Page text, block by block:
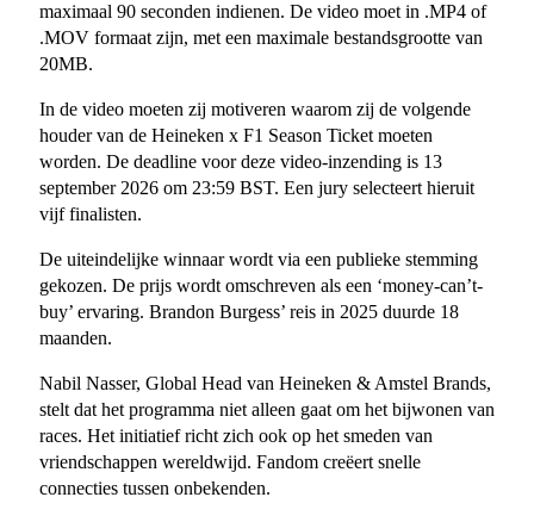
maximaal 90 seconden indienen. De video moet in .MP4 of
.MOV formaat zijn, met een maximale bestandsgrootte van
20MB.
In de video moeten zij motiveren waarom zij de volgende
houder van de Heineken x F1 Season Ticket moeten
worden. De deadline voor deze video-inzending is 13
september 2026 om 23:59 BST. Een jury selecteert hieruit
vijf finalisten.
De uiteindelijke winnaar wordt via een publieke stemming
gekozen. De prijs wordt omschreven als een ‘money-can’t-
buy’ ervaring. Brandon Burgess’ reis in 2025 duurde 18
maanden.
Nabil Nasser, Global Head van Heineken & Amstel Brands,
stelt dat het programma niet alleen gaat om het bijwonen van
races. Het initiatief richt zich ook op het smeden van
vriendschappen wereldwijd. Fandom creëert snelle
connecties tussen onbekenden.